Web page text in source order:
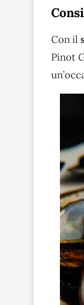
Con il
Pinot